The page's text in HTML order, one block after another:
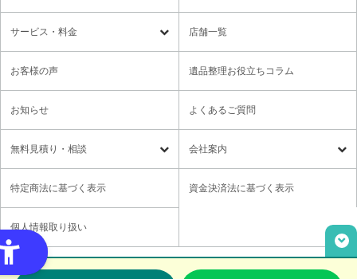
サービス・料金
遺品整理 残置物撤去
特殊清掃・孤独死 ゴミ屋敷・モノ屋敷
各種セミナーのご案内 領収書の発行方法
店舗一覧
お客様の声 遺品整理お役立ちコラム
お知らせ よくあるご質問
無料⾒積り・相談
無料⾒積り・相談 LINE無料相談
ご意見箱
取材・講演依頼
会社案内
社長メッセージ
特定商法に基づく表示 資金決済法に基づく表示
個人情報取り扱い
Copyright© Relief,Inc All rights reserved.